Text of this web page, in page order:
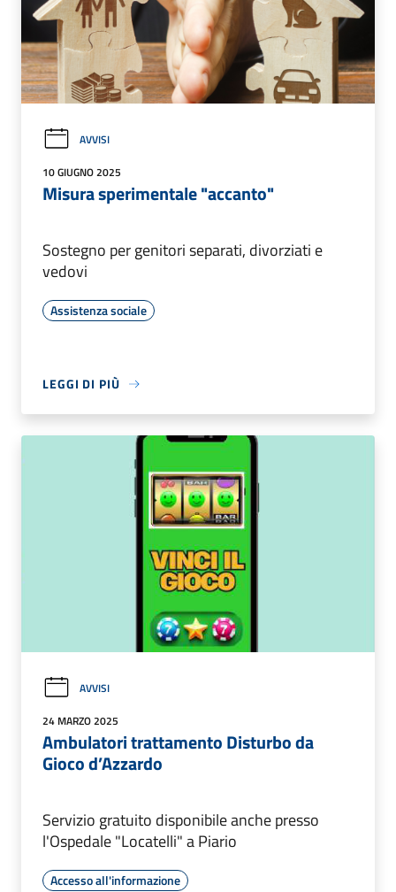
AVVISI
10 GIUGNO 2025
Misura sperimentale "accanto"
Sostegno per genitori separati, divorziati e
vedovi
Assistenza sociale
LEGGI DI PIÙ
AVVISI
24 MARZO 2025
Ambulatori trattamento Disturbo da
Gioco d’Azzardo
Servizio gratuito disponibile anche presso
l'Ospedale "Locatelli" a Piario
Accesso all'informazione